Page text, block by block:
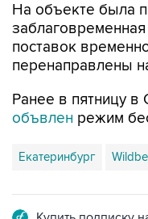
На объекте была
поставок
перенаправлены
Ранее в пятницу в
объвлен режим
Екатеринбург